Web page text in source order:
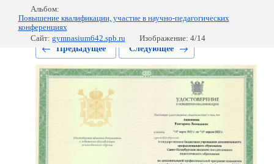
Альбом:
Повышение квалификации, участие в научно-педагогических
конференциях
Сайт: gymnasium642.spb.ru
Изображение: 4/14
Предыдущее
Следующее